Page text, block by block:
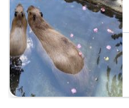
ของ
ห้อง
พัก
คืน
ซึ่ง
การ
เข้า
พัก
แผนภูมิ
มี
แกน
Y